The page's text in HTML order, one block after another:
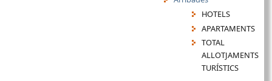
HOTELS
APARTAMENTS
TOTAL
ALLOTJAMENTS
TURÍSTICS